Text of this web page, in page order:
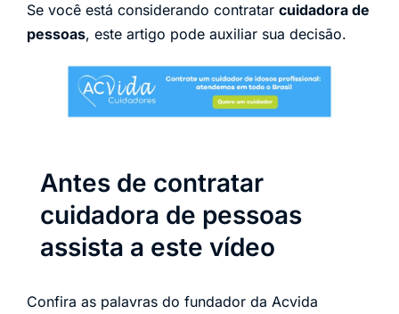
Se você está considerando contratar cuidadora de
pessoas, este artigo pode auxiliar sua decisão.
Antes de contratar
cuidadora de pessoas
assista a este vídeo
Confira as palavras do fundador da Acvida